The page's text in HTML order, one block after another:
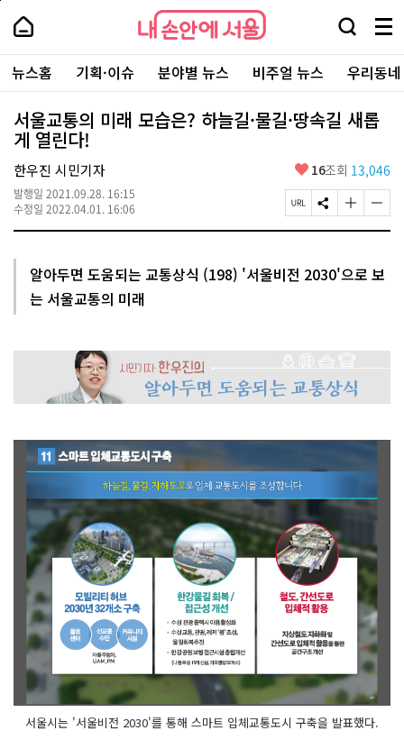
본
로
가
내
손
안
에
서
울
-
서
울
시
대
표
소
통
포
내
손
에
울
검
창
열
기
메
뉴
전
체
보
주
요
서
뉴스홈 기획·이슈 분야별 뉴스 비주얼 뉴스 우리동
서울교통의 미래 모습은? 하늘길·물길·땅속길 새롭
게 열린다!
한우진 시민기자
발행일 2021.09.28. 16:15
수정일 2022.04.01. 16:06
좋
요
16조회 13,046
페
이
R
L
S
N
유
하
글
자
크
게
기
글
자
작
게
기
알아두면 도움되는 교통상식 (198) '서울비전 2030'으로 보
는 서울교통의 미래
서울시는 '서울비전 2030'를 통해 스마트 입체교통도시 구축을 발표했다.
페
상
단
로